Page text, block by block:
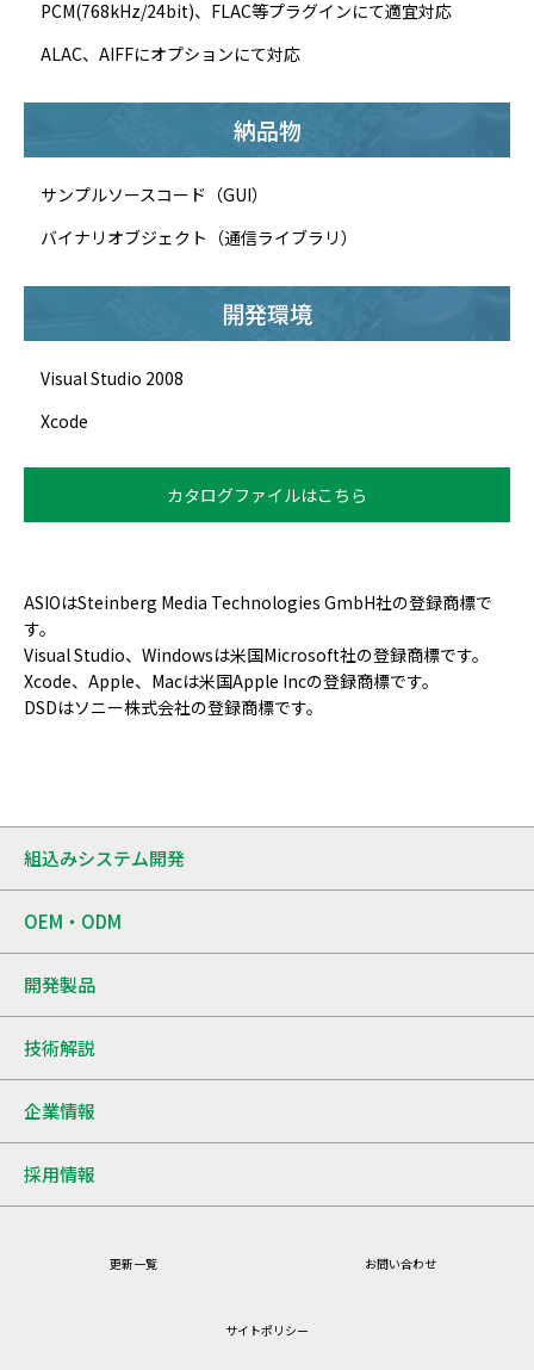
PCM(768kHz/24bit)、FLAC等プラグインにて適宜対応
ALAC、AIFFにオプションにて対応
納品物
サンプルソースコード（GUI）
バイナリオブジェクト（通信ライブラリ）
開発環境
Visual Studio 2008
Xcode
カタログファイルはこちら
ASIOはSteinberg Media Technologies GmbH社の登録商標で
す。
Visual Studio、Windowsは米国Microsoft社の登録商標です。
Xcode、Apple、Macは米国Apple Incの登録商標です。
DSDはソニー株式会社の登録商標です。
組込みシステム開発
OEM・ODM
開発製品
技術解説
企業情報
採用情報
更新一覧 お問い合わせ
サイトポリシー